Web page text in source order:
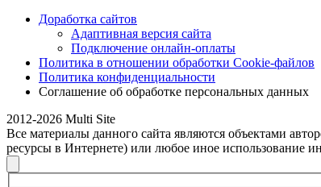
Доработка сайтов
Адаптивная версия сайта
Подключение онлайн-оплаты
Политика в отношении обработки Cookie-файлов
Политика конфиденциальности
Соглашение об обработке персональных данных
2012-2026 Multi Site
Все материалы данного сайта являются объектами
ресурсы в Интернете) или любое иное использование